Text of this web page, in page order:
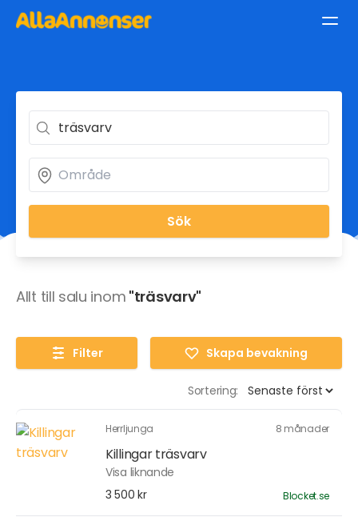
Sök
Allt till salu inom "träsvarv"
Filter Skapa bevakning
Sortering:
Herrljunga 8 månader
Killingar träsvarv
Visa liknande
3 500 kr
Blocket.se